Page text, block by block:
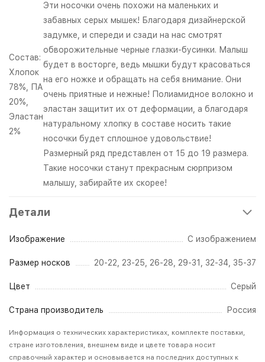
Состав:
Хлопок
78%, ПА
20%,
Эластан
2%
Эти носочки очень похожи на маленьких и
забавных серых мышек! Благодаря дизайнерской
задумке, и спереди и сзади на нас смотрят
обворожительные черные глазки-бусинки. Малыш
будет в восторге, ведь мышки будут красоваться
на его ножке и обращать на себя внимание. Они
очень приятные и нежные! Полиамидное волокно и
эластан защитит их от деформации, а благодаря
натуральному хлопку в составе носить такие
носочки будет сплошное удовольствие!
Размерный ряд представлен от 15 до 19 размера.
Такие носочки станут прекрасным сюрпризом
малышу, забирайте их скорее!
Детали
Изображение С изображением
Размер носков 20-22, 23-25, 26-28, 29-31, 32-34, 35-37
Цвет Серый
Страна производитель Россия
Информация о технических характеристиках, комплекте поставки,
стране изготовления, внешнем виде и цвете товара носит
справочный характер и основывается на последних доступных к